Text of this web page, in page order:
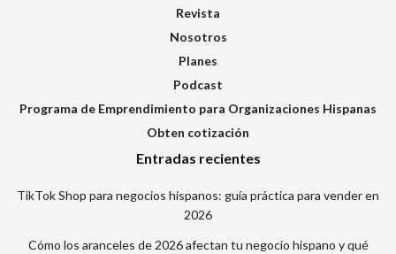
Revista
Nosotros
Planes
Podcast
Programa de Emprendimiento para Organizaciones Hispanas
Obten cotización
Entradas recientes
TikTok Shop para negocios hispanos: guía práctica para vender en
2026
Cómo los aranceles de 2026 afectan tu negocio hispano y qué